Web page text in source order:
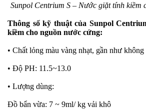
Sunpol Centrium S – Nước giặt tính kiềm
Thông số kỹ thuật của Sunpol
kiềm cho nguồn nước cứng:
• Chất lỏng màu vàng nhạt, gần như không
• Độ PH: 11.5~13.0
• Lượng dùng:
Đồ bẩn vừa: 7 ~ 9ml/ kg vải khô